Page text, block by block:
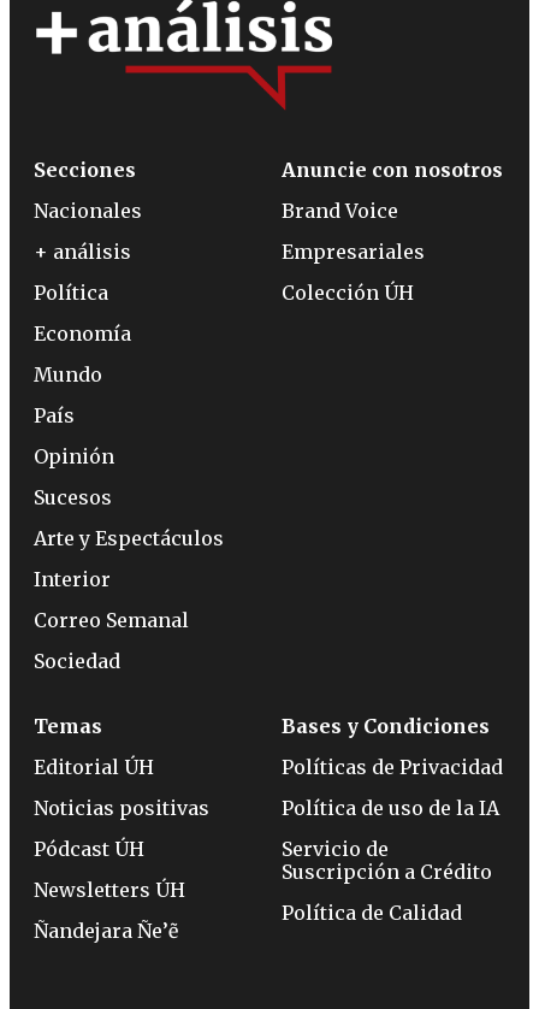
Secciones
Nacionales
+ análisis
Política
Economía
Mundo
País
Opinión
Sucesos
Arte y Espectáculos
Interior
Correo Semanal
Sociedad
Anuncie con nosotros
Brand Voice
Empresariales
Colección ÚH
Temas
Editorial ÚH
Noticias positivas
Pódcast ÚH
Newsletters ÚH
Ñandejara Ñe’ẽ
Bases y Condiciones
Políticas de Privacidad
Política de uso de la IA
Servicio de
Suscripción a Crédito
Política de Calidad